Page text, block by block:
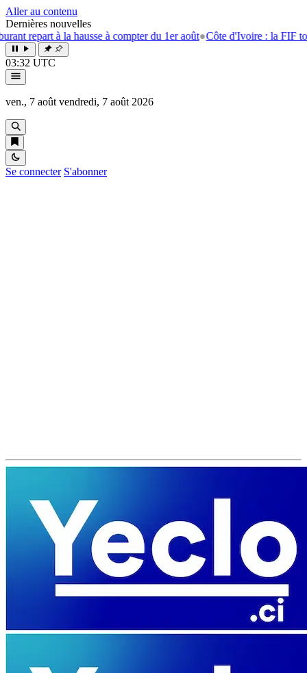
Aller au contenu
Dernières nouvelles
à la hausse à compter du 1er août●Côte d'Ivoire : la FIF tourne la
03:32 UTC
ven., 7 août vendredi, 7 août 2026
Se connecter S'abonner